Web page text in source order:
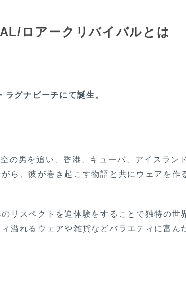
ロアークリバイバルとは
グナビーチにて誕生。
の男を追い、香港、キューバ、アイスラン
ら、彼が巻き起こす物語と共にウェアを作
リスペクトを追体験をすることで独特の世
溢れるウェアや雑貨などバラエティに富ん